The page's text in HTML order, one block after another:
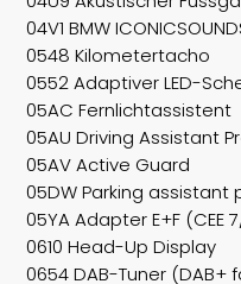
04V1 BMW
0548 Kilometertacho
0552 Adaptiver LED-
05AC Fernlichtassistent
05AU Driving Assistant
05AV Active Guard
05DW Parking assistant
05YA Adapter E+F (CEE
0610 Head-Up Display
0654 DAB-Tuner (DAB+